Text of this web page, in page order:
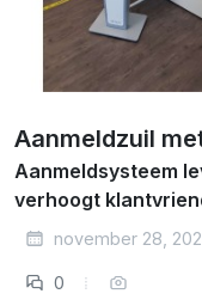
Aanmeldzuil
Aanmeldsysteem
verhoogt
november 28,
0